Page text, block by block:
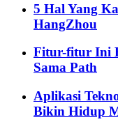
5 Hal Yang
HangZhou
Fitur-fitur Ini
Sama Path
Aplikasi
Bikin Hidup